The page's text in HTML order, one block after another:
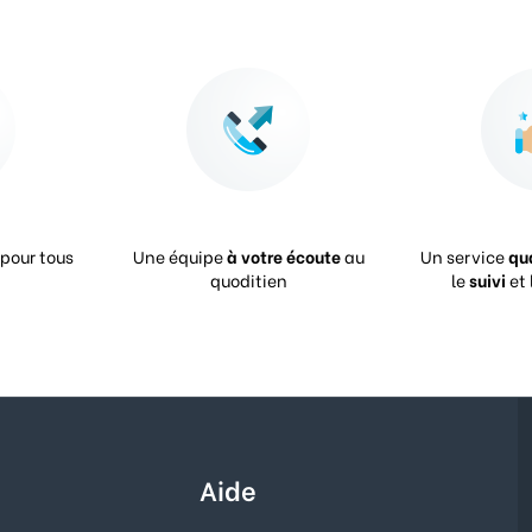
tous Une équipeà votre écouteau
quoditien
Un service
lesuiviet
Aide